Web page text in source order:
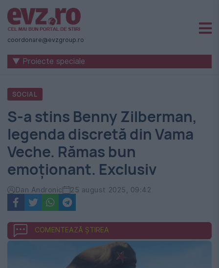
Știri
naționale
internaționale
România
-
Evenimentul
Zilei
coordonare@evzgroup.ro
▼ Proiecte speciale
SOCIAL
S-a stins Benny Zilberman,
legenda discretă din Vama
Veche. Rămas bun
emoționant. Exclusiv
Dan Andronic 25 august 2025, 09:42
COMENTEAZĂ ȘTIREA